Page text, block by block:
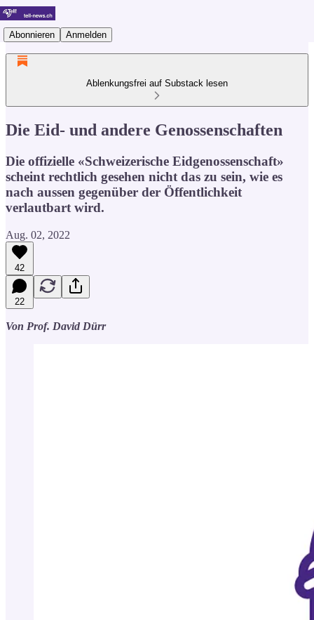
Abonnieren Anmelden
Ablenkungsfrei auf Substack lesen
Die Eid- und andere Genossenschaften
Die offizielle «Schweizerische Eidgenossenschaft»
scheint rechtlich gesehen nicht das zu sein, wie es
nach aussen gegenüber der Öffentlichkeit
verlautbart wird.
Aug. 02, 2022
42
22
Von Prof. David Dürr